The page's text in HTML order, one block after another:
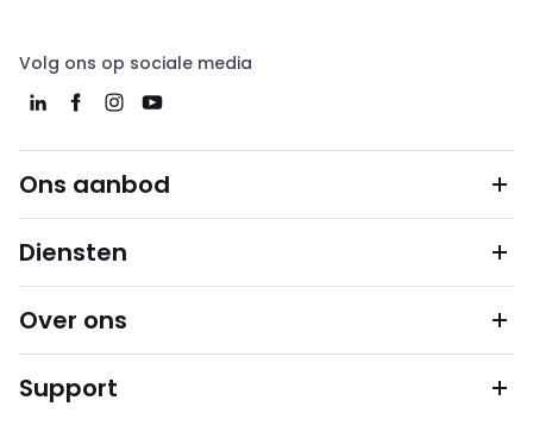
Volg ons op sociale media
Ons aanbod
Diensten
Over ons
Support